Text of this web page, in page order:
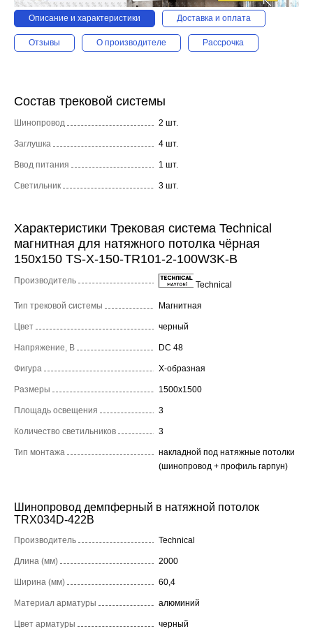
Описание и характеристики Доставка и оплата
Отзывы О производителе Рассрочка
Состав трековой системы
Шинопровод 2 шт.
Заглушка 4 шт.
Ввод питания 1 шт.
Светильник 3 шт.
Характеристики Трековая система Technical
магнитная для натяжного потолка чёрная
150x150 TS-X-150-TR101-2-100W3K-B
Производитель Technical
Тип трековой системы Магнитная
Цвет черный
Напряжение, В DC 48
Фигура X-образная
Размеры 1500x1500
Площадь освещения 3
Количество светильников 3
Тип монтажа
накладной под натяжные потолки
(шинопровод + профиль гарпун)
Шинопровод демпферный в натяжной потолок
TRX034D-422B
Производитель Technical
Длина (мм) 2000
Ширина (мм) 60,4
Материал арматуры алюминий
Цвет арматуры черный